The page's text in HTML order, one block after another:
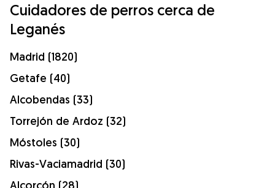
Cuidadores de perros cerca de
Leganés
Madrid (1820)
Getafe (40)
Alcobendas (33)
Torrejón de Ardoz (32)
Móstoles (30)
Rivas-Vaciamadrid (30)